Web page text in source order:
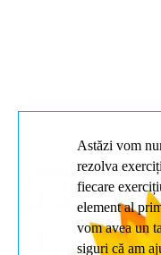
Astăzi vom
rezolva
fiecare
element al
vom avea un
siguri că am